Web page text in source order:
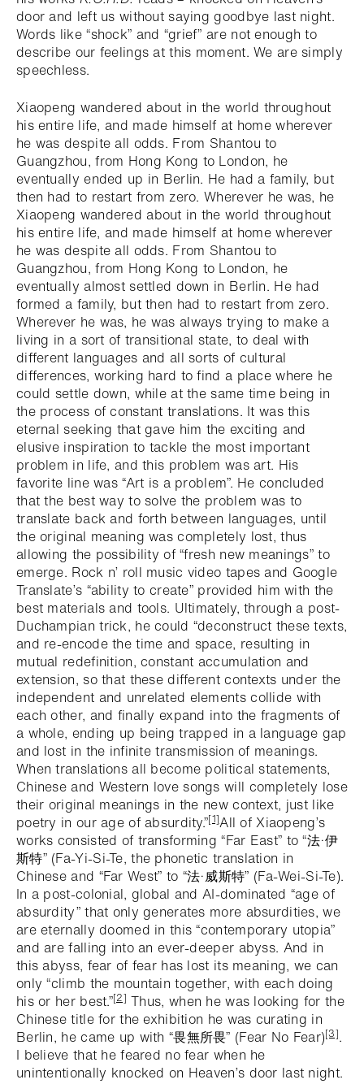
door and left us without saying goodbye last night.
Words like “shock” and “grief” are not enough to
describe our feelings at this moment. We are simply
speechless.
Xiaopeng wandered about in the world throughout
his entire life, and made himself at home wherever
he was despite all odds. From Shantou to
Guangzhou, from Hong Kong to London, he
eventually ended up in Berlin. He had a family, but
then had to restart from zero. Wherever he was, he
Xiaopeng wandered about in the world throughout
his entire life, and made himself at home wherever
he was despite all odds. From Shantou to
Guangzhou, from Hong Kong to London, he
eventually almost settled down in Berlin. He had
formed a family, but then had to restart from zero.
Wherever he was, he was always trying to make a
living in a sort of transitional state, to deal with
different languages and all sorts of cultural
differences, working hard to find a place where he
could settle down, while at the same time being in
the process of constant translations. It was this
eternal seeking that gave him the exciting and
elusive inspiration to tackle the most important
problem in life, and this problem was art. His
favorite line was “Art is a problem”. He concluded
that the best way to solve the problem was to
translate back and forth between languages, until
the original meaning was completely lost, thus
allowing the possibility of “fresh new meanings” to
emerge. Rock n’ roll music video tapes and Google
Translate’s “ability to create” provided him with the
best materials and tools. Ultimately, through a post-
Duchampian trick, he could “deconstruct these texts,
and re-encode the time and space, resulting in
mutual redefinition, constant accumulation and
extension, so that these different contexts under the
independent and unrelated elements collide with
each other, and finally expand into the fragments of
a whole, ending up being trapped in a language gap
and lost in the infinite transmission of meanings.
When translations all become political statements,
Chinese and Western love songs will completely lose
their original meanings in the new context, just like
poetry in our age of absurdity.”[1]All of Xiaopeng’s
works consisted of transforming “Far East” to “法·伊
斯特” (Fa-Yi-Si-Te, the phonetic translation in
Chinese and “Far West” to “法·威斯特” (Fa-Wei-Si-Te).
In a post-colonial, global and AI-dominated “age of
absurdity” that only generates more absurdities, we
are eternally doomed in this “contemporary utopia”
and are falling into an ever-deeper abyss. And in
this abyss, fear of fear has lost its meaning, we can
only “climb the mountain together, with each doing
his or her best.”[2] Thus, when he was looking for the
Chinese title for the exhibition he was curating in
Berlin, he came up with “畏無所畏” (Fear No Fear)[3].
I believe that he feared no fear when he
unintentionally knocked on Heaven’s door last night.